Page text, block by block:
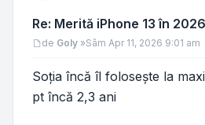
Re: Merită iPhone 13 în
Mesaj
de Goly »Sâm Apr 11, 2026 9:01 am
Soția încă îl folosește la
pt încă 2,3 ani